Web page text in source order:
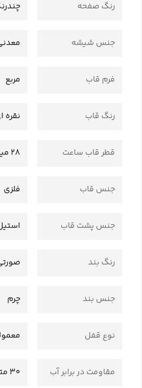
رنگ صفحه
جنس شیشه
فرم قاب مربع
رنگ قاب نقره
قطر قاب ساعت 28 میلی‌متر
جنس قاب فلزی
جنس پشت قاب
رنگ بند
جنس بند چرم
نوع قفل
مقاومت در برابر آب 30 متر